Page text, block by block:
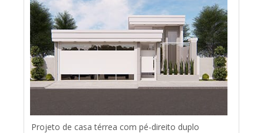
Projeto de casa térrea com pé-direito duplo